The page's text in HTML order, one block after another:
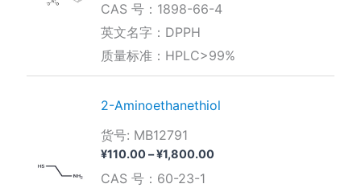
至
CAS 号：1898-66-4
英文名字：DPPH
质量标准：HPLC>99%
2-Aminoethanethiol
货号: MB12791
¥110.00–¥1,800.00价
CAS 号：60-23-1